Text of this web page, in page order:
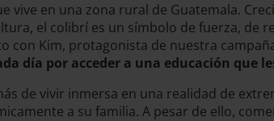
vive en una zona rural de Guatemala.
el colibrí es un símbolo de fuerza, de
con Kim, protagonista de nuestra
día por acceder a una educación que
de vivir inmersa en una realidad de
a su familia. A pesar de ello,